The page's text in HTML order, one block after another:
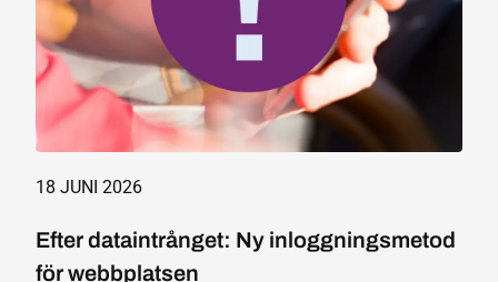
18 JUNI 2026
Efter dataintrånget: Ny inloggningsmetod
för webbplatsen